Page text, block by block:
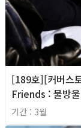
[189호][커버스
Friends : 물방
기간 : 3월